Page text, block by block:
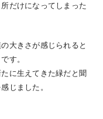
だけになってしまった
大きさが感じられると
す。
に生えてきた緑だと聞
じました。